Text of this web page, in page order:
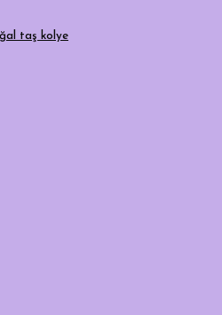
taş kolye